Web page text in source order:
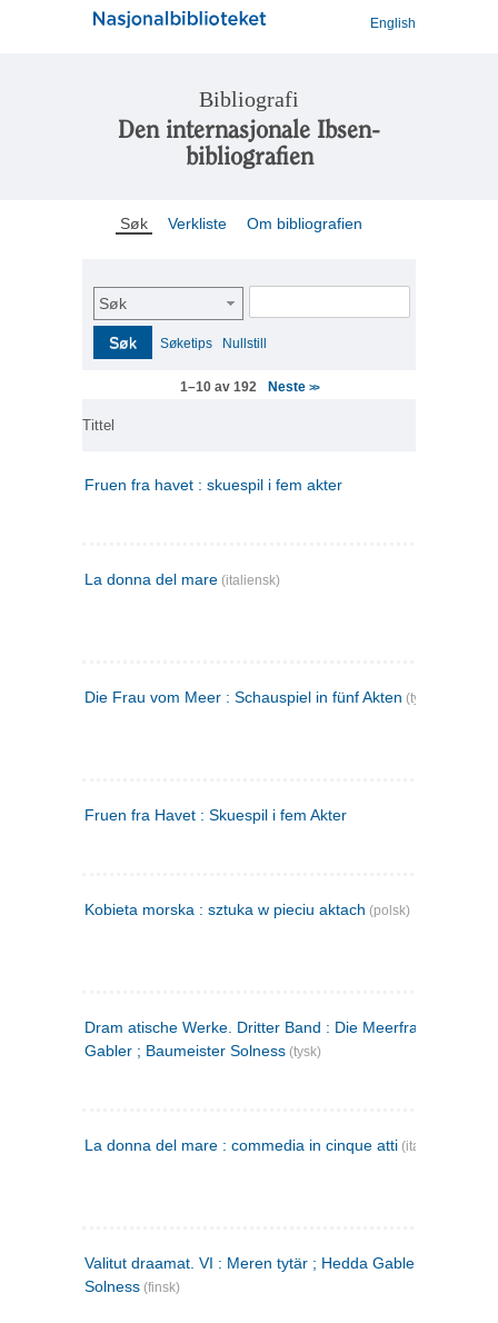
English
Bibliografi
Den internasjonale Ibsen-
bibliografien
Søk Verkliste Om bibliografien
Søk
Søk Søketips Nullstill
1–10 av 192 Neste >>
Tittel
Fruen fra havet : skuespil i fem akter
La donna del mare (italiensk)
Die Frau vom Meer : Schauspiel in fünf Akten (tysk)
Fruen fra Havet : Skuespil i fem Akter
Kobieta morska : sztuka w pieciu aktach (polsk)
Dram atische Werke. Dritter Band : Die Meerfrau ; Hedda
Gabler ; Baumeister Solness (tysk)
La donna del mare : commedia in cinque atti (italiensk)
Valitut draamat. VI : Meren tytär ; Hedda Gabler ;
Solness (finsk)